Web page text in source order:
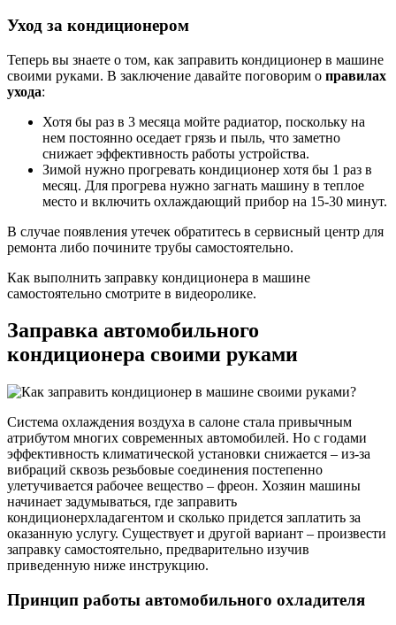
Уход за кондиционером
Теперь вы знаете о том, как заправить кондиционер в машине
своими руками. В заключение давайте поговорим о правилах
ухода:
Хотя бы раз в 3 месяца мойте радиатор, поскольку на
нем постоянно оседает грязь и пыль, что заметно
снижает эффективность работы устройства.
Зимой нужно прогревать кондиционер хотя бы 1 раз в
месяц. Для прогрева нужно загнать машину в теплое
место и включить охлаждающий прибор на 15-30 минут.
В случае появления утечек обратитесь в сервисный центр для
ремонта либо почините трубы самостоятельно.
Как выполнить заправку кондиционера в машине
самостоятельно смотрите в видеоролике.
Заправка автомобильного
кондиционера своими руками
Система охлаждения воздуха в салоне стала привычным
атрибутом многих современных автомобилей. Но с годами
эффективность климатической установки снижается – из-за
вибраций сквозь резьбовые соединения постепенно
улетучивается рабочее вещество – фреон. Хозяин машины
начинает задумываться, где заправить
кондиционерхладагентом и сколько придется заплатить за
оказанную услугу. Существует и другой вариант – произвести
заправку самостоятельно, предварительно изучив
приведенную ниже инструкцию.
Принцип работы автомобильного охладителя